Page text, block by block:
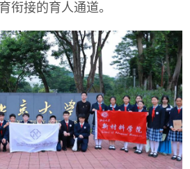
衔接的育人通道。